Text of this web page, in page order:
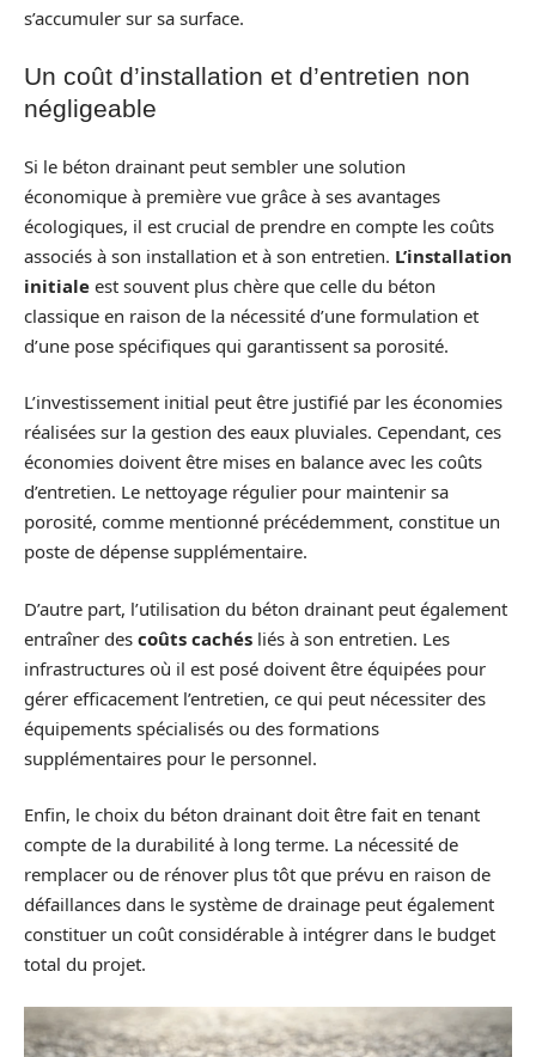
s’accumuler sur sa surface.
Un coût d’installation et d’entretien non
négligeable
Si le béton drainant peut sembler une solution
économique à première vue grâce à ses avantages
écologiques, il est crucial de prendre en compte les coûts
associés à son installation et à son entretien. L’installation
initiale est souvent plus chère que celle du béton
classique en raison de la nécessité d’une formulation et
d’une pose spécifiques qui garantissent sa porosité.
L’investissement initial peut être justifié par les économies
réalisées sur la gestion des eaux pluviales. Cependant, ces
économies doivent être mises en balance avec les coûts
d’entretien. Le nettoyage régulier pour maintenir sa
porosité, comme mentionné précédemment, constitue un
poste de dépense supplémentaire.
D’autre part, l’utilisation du béton drainant peut également
entraîner des coûts cachés liés à son entretien. Les
infrastructures où il est posé doivent être équipées pour
gérer efficacement l’entretien, ce qui peut nécessiter des
équipements spécialisés ou des formations
supplémentaires pour le personnel.
Enfin, le choix du béton drainant doit être fait en tenant
compte de la durabilité à long terme. La nécessité de
remplacer ou de rénover plus tôt que prévu en raison de
défaillances dans le système de drainage peut également
constituer un coût considérable à intégrer dans le budget
total du projet.